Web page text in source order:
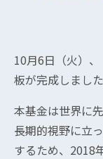
10月6日（火）
板が完成しました
本基金は世界に
長期的視野に立
するため、2018